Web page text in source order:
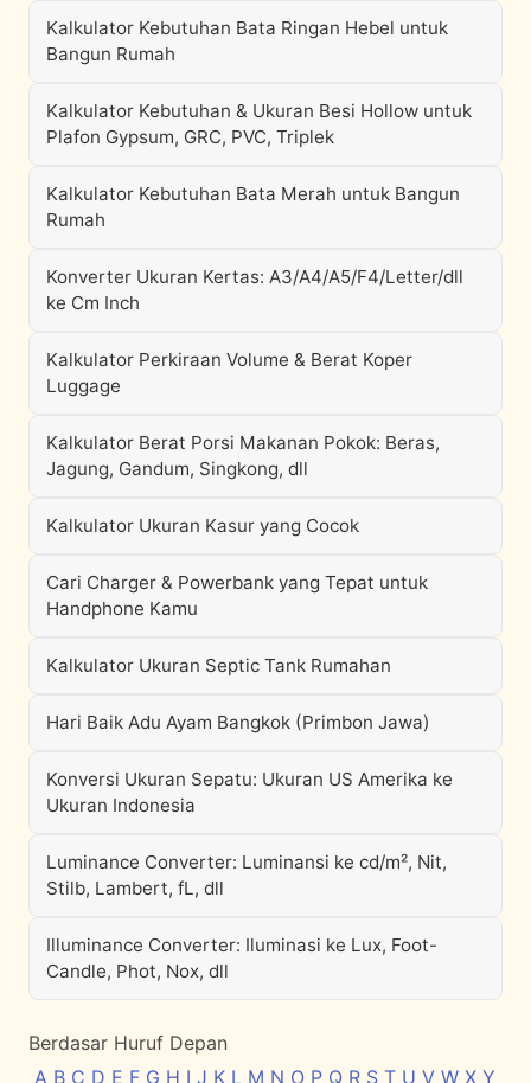
Kalkulator Kebutuhan Bata Ringan Hebel untuk
Bangun Rumah
Kalkulator Kebutuhan & Ukuran Besi Hollow untuk
Plafon Gypsum, GRC, PVC, Triplek
Kalkulator Kebutuhan Bata Merah untuk Bangun
Rumah
Konverter Ukuran Kertas: A3/A4/A5/F4/Letter/dll
ke Cm Inch
Kalkulator Perkiraan Volume & Berat Koper
Luggage
Kalkulator Berat Porsi Makanan Pokok: Beras,
Jagung, Gandum, Singkong, dll
Kalkulator Ukuran Kasur yang Cocok
Cari Charger & Powerbank yang Tepat untuk
Handphone Kamu
Kalkulator Ukuran Septic Tank Rumahan
Hari Baik Adu Ayam Bangkok (Primbon Jawa)
Konversi Ukuran Sepatu: Ukuran US Amerika ke
Ukuran Indonesia
Luminance Converter: Luminansi ke cd/m², Nit,
Stilb, Lambert, fL, dll
Illuminance Converter: Iluminasi ke Lux, Foot-
Candle, Phot, Nox, dll
Berdasar Huruf Depan
A B C D E F G H I J K L M N O P Q R S T U V W X Y